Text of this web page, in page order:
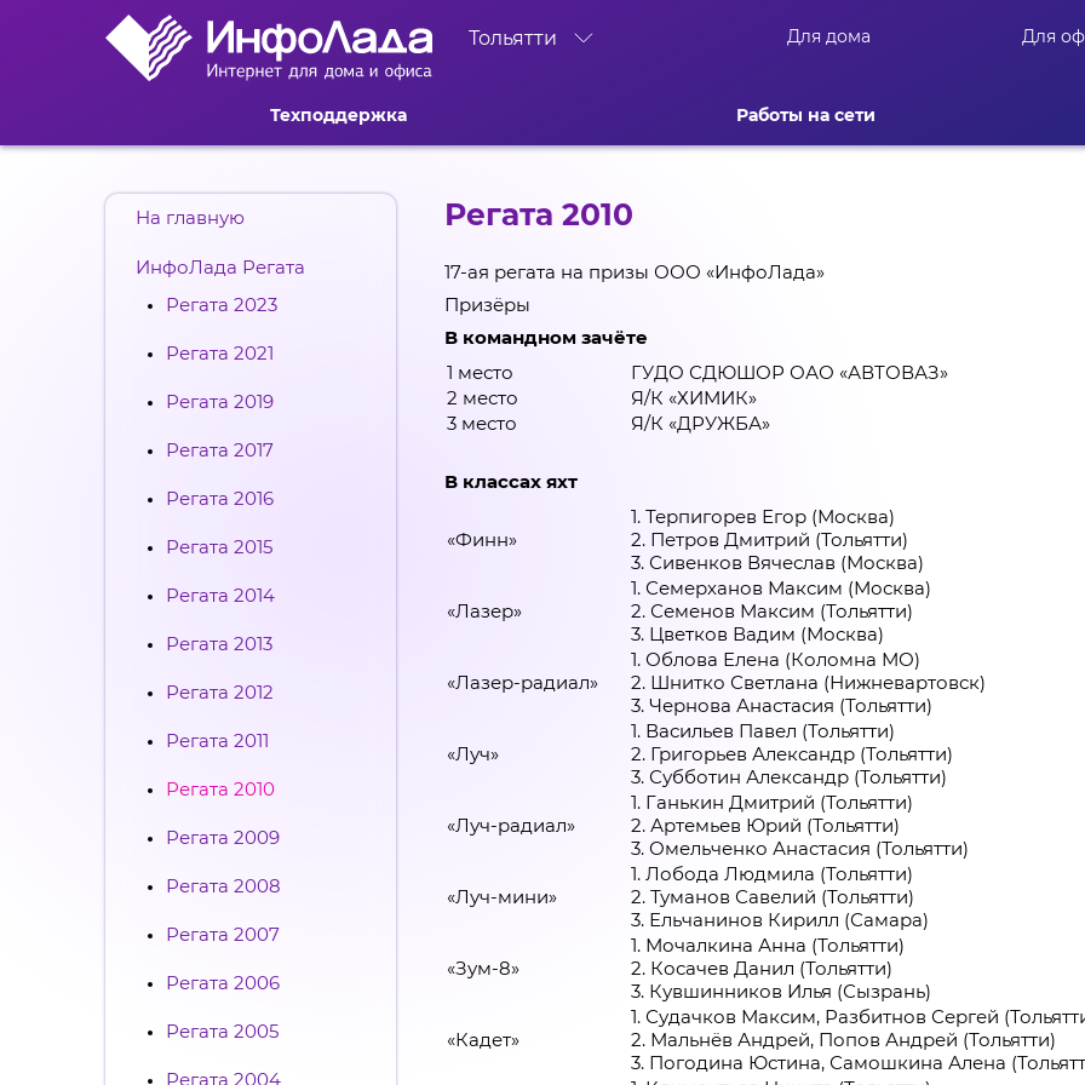
Тольятти Для дома Для
Техподдержка Работы на сети
На главную
ИнфоЛада Регата
Регата 2023
Регата 2021
Регата 2019
Регата 2017
Регата 2016
Регата 2015
Регата 2014
Регата 2013
Регата 2012
Регата 2011
Регата 2010
Регата 2009
Регата 2008
Регата 2007
Регата 2006
Регата 2005
Регата 2004
Регата 2010
17-ая регата на призы ООО «ИнфоЛада»
Призёры
В командном зачёте
1 место
ГУДО СДЮШОР ОАО «АВТОВАЗ»
2 место
Я/К «ХИМИК»
3 место
Я/К «ДРУЖБА»
В классах яхт
«Финн»
1. Терпигорев Егор (Москва)
2. Петров Дмитрий (Тольятти)
3. Сивенков Вячеслав (Москва)
«Лазер»
1. Семерханов Максим (Москва)
2. Семенов Максим (Тольятти)
3. Цветков Вадим (Москва)
«Лазер-радиал»
1. Облова Елена (Коломна МО)
2. Шнитко Светлана (Нижневартовск)
3. Чернова Анастасия (Тольятти)
«Луч»
1. Васильев Павел (Тольятти)
2. Григорьев Александр (Тольятти)
3. Субботин Александр (Тольятти)
«Луч-радиал»
1. Ганькин Дмитрий (Тольятти)
2. Артемьев Юрий (Тольятти)
3. Омельченко Анастасия (Тольятти)
«Луч-мини»
1. Лобода Людмила (Тольятти)
2. Туманов Савелий (Тольятти)
3. Ельчанинов Кирилл (Самара)
«Зум-8»
1. Мочалкина Анна (Тольятти)
2. Косачев Данил (Тольятти)
3. Кувшинников Илья (Сызрань)
«Кадет»
1. Судачков Максим, Разбитнов Сергей
2. Мальнёв Андрей, Попов Андрей (Тольятти)
3. Погодина Юстина, Самошкина Алена